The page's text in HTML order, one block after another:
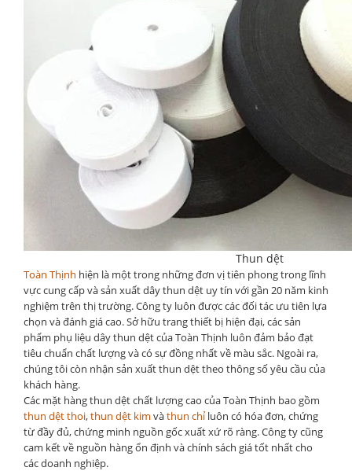
Thun dệt
Toàn Thịnh hiện là một trong những đơn vị tiên phong trong lĩnh
vực cung cấp và sản xuất dây thun dệt uy tín với gần 20 năm kinh
nghiệm trên thị trường. Công ty luôn được các đối tác ưu tiên lựa
chọn và đánh giá cao. Sở hữu trang thiết bị hiện đại, các sản
phẩm phụ liệu dây thun dệt của Toàn Thịnh luôn đảm bảo đạt
tiêu chuẩn chất lượng và có sự đồng nhất về màu sắc. Ngoài ra,
chúng tôi còn nhận sản xuất thun dệt theo thông số yêu cầu của
khách hàng.
Các mặt hàng thun dệt chất lượng cao của Toàn Thịnh bao gồm
thun dệt thoi,thun dệt kim vàthun chỉ luôn có hóa đơn, chứng
từ đầy đủ, chứng minh nguồn gốc xuất xứ rõ ràng. Công ty cũng
cam kết về nguồn hàng ổn định và chính sách giá tốt nhất cho
các doanh nghiệp.